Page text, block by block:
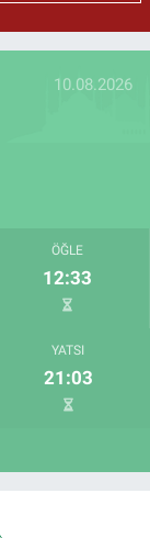
10.08.2026
ÖĞLE
12:33
YATSI
21:03